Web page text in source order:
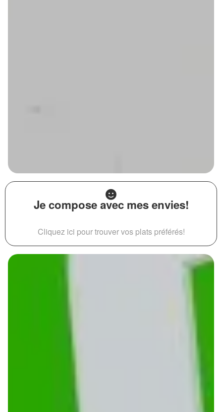
Je compose avec mes envies!
Cliquez ici pour trouver vos plats préférés!